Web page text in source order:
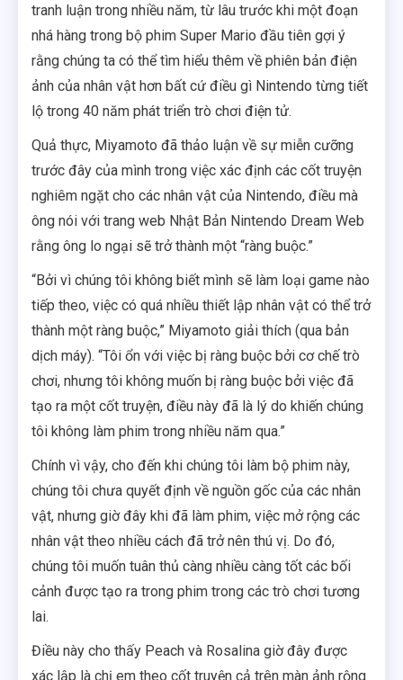
tranh luận trong nhiều năm, từ lâu trước khi một đoạn
nhá hàng trong bộ phim Super Mario đầu tiên gợi ý
rằng chúng ta có thể tìm hiểu thêm về phiên bản điện
ảnh của nhân vật hơn bất cứ điều gì Nintendo từng tiết
lộ trong 40 năm phát triển trò chơi điện tử.
Quả thực, Miyamoto đã thảo luận về sự miễn cưỡng
trước đây của mình trong việc xác định các cốt truyện
nghiêm ngặt cho các nhân vật của Nintendo, điều mà
ông nói với trang web Nhật Bản Nintendo Dream Web
rằng ông lo ngại sẽ trở thành một “ràng buộc.”
“Bởi vì chúng tôi không biết mình sẽ làm loại game nào
tiếp theo, việc có quá nhiều thiết lập nhân vật có thể trở
thành một ràng buộc,” Miyamoto giải thích (qua bản
dịch máy). “Tôi ổn với việc bị ràng buộc bởi cơ chế trò
chơi, nhưng tôi không muốn bị ràng buộc bởi việc đã
tạo ra một cốt truyện, điều này đã là lý do khiến chúng
tôi không làm phim trong nhiều năm qua.”
Chính vì vậy, cho đến khi chúng tôi làm bộ phim này,
chúng tôi chưa quyết định về nguồn gốc của các nhân
vật, nhưng giờ đây khi đã làm phim, việc mở rộng các
nhân vật theo nhiều cách đã trở nên thú vị. Do đó,
chúng tôi muốn tuân thủ càng nhiều càng tốt các bối
cảnh được tạo ra trong phim trong các trò chơi tương
lai.
Điều này cho thấy Peach và Rosalina giờ đây được
xác lập là chị em theo cốt truyện cả trên màn ảnh rộng